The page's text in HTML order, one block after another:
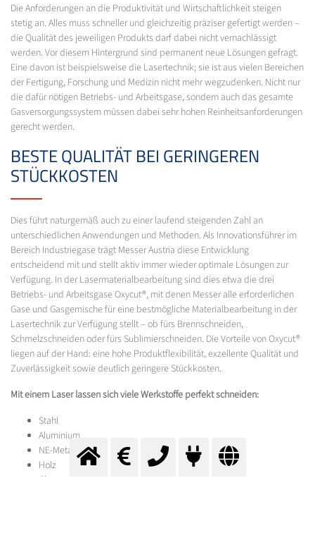
Die Anforderungen an die Produktivität und Wirtschaftlichkeit steigen
stetig an. Alles muss schneller und gleichzeitig präziser gefertigt werden –
die Qualität des jeweiligen Produkts darf dabei nicht vernachlässigt
werden. Vor diesem Hintergrund sind permanent neue Lösungen gefragt.
Eine davon ist beispielsweise die Lasertechnik; sie ist aus vielen Bereichen
der Fertigung, Forschung und Medizin nicht mehr wegzudenken. Nicht nur
die dafür nötigen Betriebs- und Arbeitsgase, sondern auch das gesamte
Gasversorgungssystem müssen dabei sehr hohen Reinheitsanforderungen
gerecht werden.
BESTE QUALITÄT BEI GERINGEREN
STÜCKKOSTEN
Dies führt naturgemäß auch zu einer laufend steigenden Zahl an
unterschiedlichen Anwendungen und Methoden. Als Innovationsführer im
Bereich Industriegase trägt Messer Austria diese Entwicklung
entscheidend mit und stellt aktiv immer wieder optimale Lösungen zur
Verfügung. In der Lasermaterialbearbeitung sind dies etwa die drei
Betriebs- und Arbeitsgase Oxycut®, mit denen Messer alle erforderlichen
Gase und Gasgemische für eine bestmögliche Materialbearbeitung in der
Lasertechnik zur Verfügung stellt – ob fürs Brennschneiden,
Schmelzschneiden oder fürs Sublimierschneiden. Die Vorteile von Oxycut®
liegen auf der Hand: eine hohe Produktflexibilität, exzellente Qualität und
Zuverlässigkeit sowie deutlich geringere Stückkosten.
Mit einem Laser lassen sich viele Werkstoffe perfekt schneiden:
Stahl
Aluminium
NE-Metalle
Holz
Glas